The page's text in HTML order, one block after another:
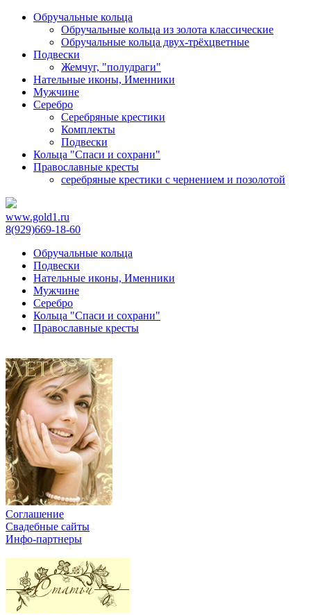
Обручальные кольца
Обручальные кольца из золота классические
Обручальные кольца двух-трёхцветные
Подвески
Жемчуг, "полудраги"
Нательные иконы, Именники
Мужчине
Серебро
Серебряные крестики
Комплекты
Подвески
Кольца "Спаси и сохрани"
Православные кресты
cеребряные крестики с чернением и позолотой
www.gold1.ru
8(929)669-18-60
Обручальные кольца
Подвески
Нательные иконы, Именники
Мужчине
Серебро
Кольца "Спаси и сохрани"
Православные кресты
Соглашение
Свадебные сайты
Инфо-партнеры